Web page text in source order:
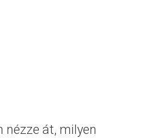
nézze át, milyen